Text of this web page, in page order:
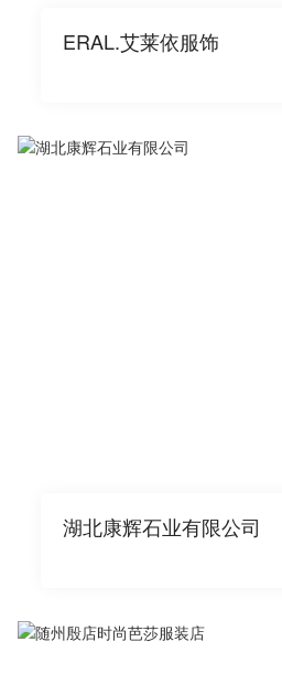
ERAL.艾莱依服饰
湖北康辉石业有限公司